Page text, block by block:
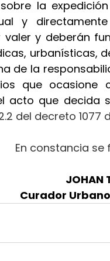
la
y
valer y deberán
urbanísticas,
de la
que ocasione
acto que decida
del decreto 1077
En constancia se
JOHAN
Curador